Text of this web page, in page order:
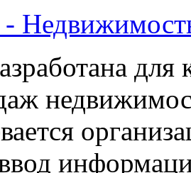
для